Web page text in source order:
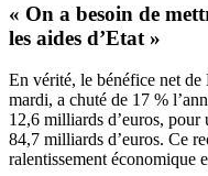
« On a besoin de
les aides d’Etat »
En vérité, le bénéfice net
mardi, a chuté de 17 %
12,6 milliards d’euros,
84,7 milliards d’euros. Ce
ralentissement économique